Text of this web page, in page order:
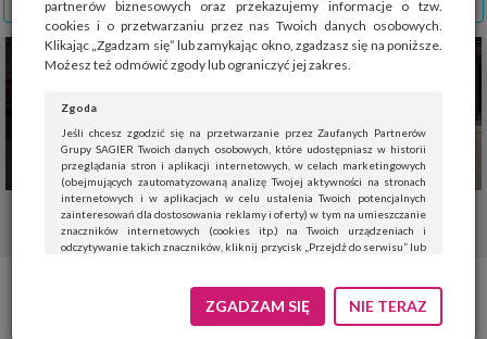
partnerów biznesowych oraz przekazujemy informacje o tzw.
cookies i o przetwarzaniu przez nas Twoich danych osobowych.
Klikając „Zgadzam się” lub zamykając okno, zgadzasz się na poniższe.
Możesz też odmówić zgody lub ograniczyć jej zakres.
Zgoda
Jeśli chcesz zgodzić się na przetwarzanie przez Zaufanych Partnerów
Grupy SAGIER Twoich danych osobowych, które udostępniasz w historii
przeglądania stron i aplikacji internetowych, w celach marketingowych
(obejmujących zautomatyzowaną analizę Twojej aktywności na stronach
internetowych i w aplikacjach w celu ustalenia Twoich potencjalnych
zainteresowań dla dostosowania reklamy i oferty) w tym na umieszczanie
znaczników internetowych (cookies itp.) na Twoich urządzeniach i
odczytywanie takich znaczników, kliknij przycisk „Przejdź do serwisu” lub
Jeśli nie chcesz wyrazić zgody, kliknij „Nie teraz”.
Wyrażenie zgody jest dobrowolne. Możesz edytować zakres zgody, w tym
ZGADZAM SIĘ NIE TERAZ
Wielkanoc z modnym